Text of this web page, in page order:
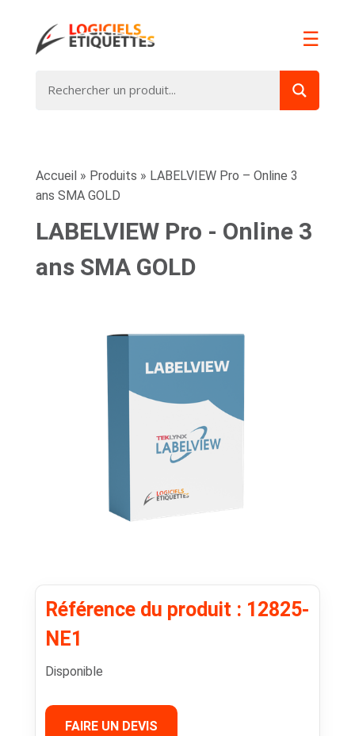
☰
Accueil » Produits » LABELVIEW Pro – Online 3
ans SMA GOLD
LABELVIEW Pro - Online 3
ans SMA GOLD
Référence du produit : 12825-
NE1
Disponible
FAIRE UN DEVIS